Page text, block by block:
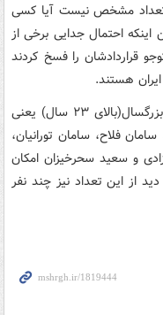
این تعداد مشخص نیست آیا کسی
احتمال جدایی برخی از
قراردادشان را فسخ کردند
هستند.
با این تفاسیر در حال حاضر تنها ۹ بازیکن بزرگسال(بالای ۲۳ سال) یعنی
فلاح، سامان تورانیان،
و سعید سحرخیزان امکان
از این تعداد نیز چند نفر